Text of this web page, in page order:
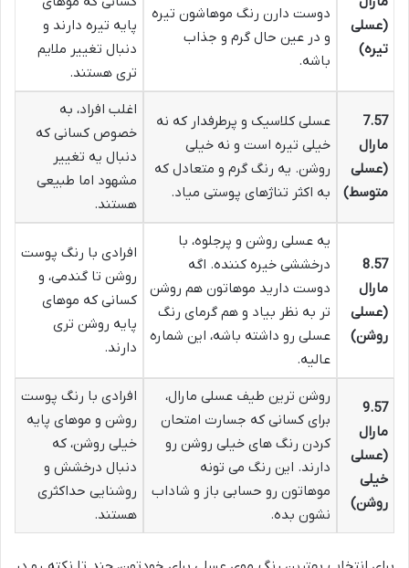
(عسلی
تیره)
دوست دارن رنگ موهاشون تیره
و در عین حال گرم و جذاب
باشه.
پایه تیره دارند و
دنبال تغییر ملایم
تری هستند.
7.57
مارال
(عسلی
متوسط)
عسلی کلاسیک و پرطرفدار که نه
خیلی تیره است و نه خیلی
روشن. یه رنگ گرم و متعادل که
به اکثر تناژهای پوستی میاد.
اغلب افراد، به
خصوص کسانی که
دنبال یه تغییر
مشهود اما طبیعی
هستند.
8.57
مارال
(عسلی
روشن)
یه عسلی روشن و پرجلوه، با
درخششی خیره کننده. اگه
دوست دارید موهاتون هم روشن
تر به نظر بیاد و هم گرمای رنگ
عسلی رو داشته باشه، این شماره
عالیه.
افرادی با رنگ پوست
روشن تا گندمی، و
کسانی که موهای
پایه روشن تری
دارند.
9.57
مارال
(عسلی
خیلی
روشن)
روشن ترین طیف عسلی مارال،
برای کسانی که جسارت امتحان
کردن رنگ های خیلی روشن رو
دارند. این رنگ می تونه
موهاتون رو حسابی باز و شاداب
نشون بده.
افرادی با رنگ پوست
روشن و موهای پایه
خیلی روشن، که
دنبال درخشش و
روشنایی حداکثری
هستند.